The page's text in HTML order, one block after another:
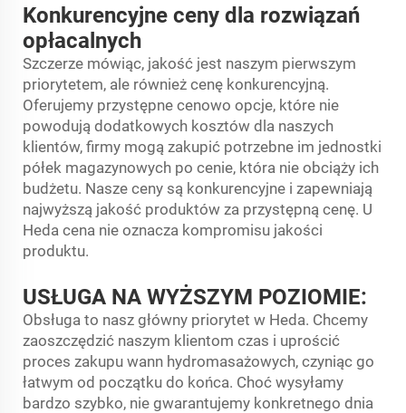
Konkurencyjne ceny dla rozwiązań
opłacalnych
Szczerze mówiąc, jakość jest naszym pierwszym
priorytetem, ale również cenę konkurencyjną.
Oferujemy przystępne cenowo opcje, które nie
powodują dodatkowych kosztów dla naszych
klientów, firmy mogą zakupić potrzebne im jednostki
półek magazynowych po cenie, która nie obciąży ich
budżetu. Nasze ceny są konkurencyjne i zapewniają
najwyższą jakość produktów za przystępną cenę. U
Heda cena nie oznacza kompromisu jakości
produktu.
USŁUGA NA WYŻSZYM POZIOMIE:
Obsługa to nasz główny priorytet w Heda. Chcemy
zaoszczędzić naszym klientom czas i uprościć
proces zakupu wann hydromasażowych, czyniąc go
łatwym od początku do końca. Choć wysyłamy
bardzo szybko, nie gwarantujemy konkretnego dnia